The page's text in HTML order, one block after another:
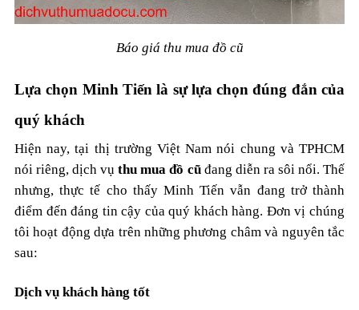
Báo giá thu mua đồ cũ
Lựa chọn Minh Tiến là sự lựa chọn đúng đắn của
quý khách
Hiện nay, tại thị trường Việt Nam nói chung và TPHCM
nói riêng, dịch vụthu mua đồ cũ đang diễn ra sôi nổi. Thế
nhưng, thực tế cho thấy Minh Tiến vẫn đang trở thành
điểm đến đáng tin cậy của quý khách hàng. Đơn vị chúng
tôi hoạt động dựa trên những phương châm và nguyên tắc
sau:
Dịch vụ khách hàng tốt